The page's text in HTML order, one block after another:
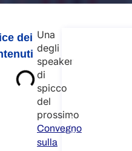
dei Una
degli
speaker
di
spicco
del
prossimo
Convegno
sulla
in materia di
imprese
Consulenza in